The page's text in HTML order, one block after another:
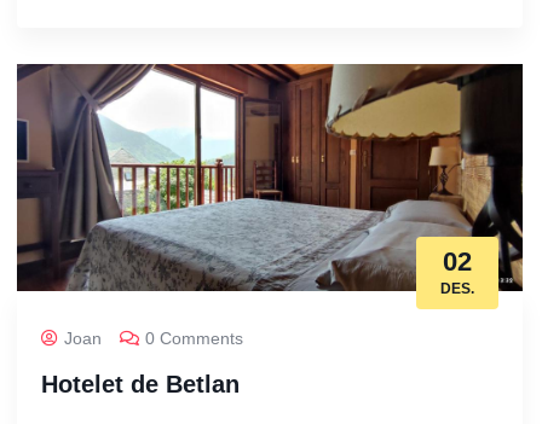
02
DES.
Joan 0 Comments
Hotelet de Betlan